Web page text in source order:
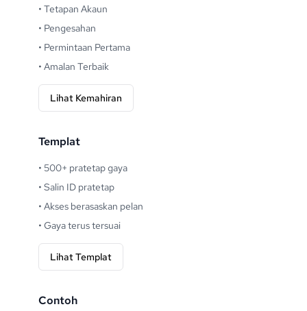
• Tetapan Akaun
• Pengesahan
• Permintaan Pertama
• Amalan Terbaik
Lihat Kemahiran
Templat
• 500+ pratetap gaya
• Salin ID pratetap
• Akses berasaskan pelan
• Gaya terus tersuai
Lihat Templat
Contoh